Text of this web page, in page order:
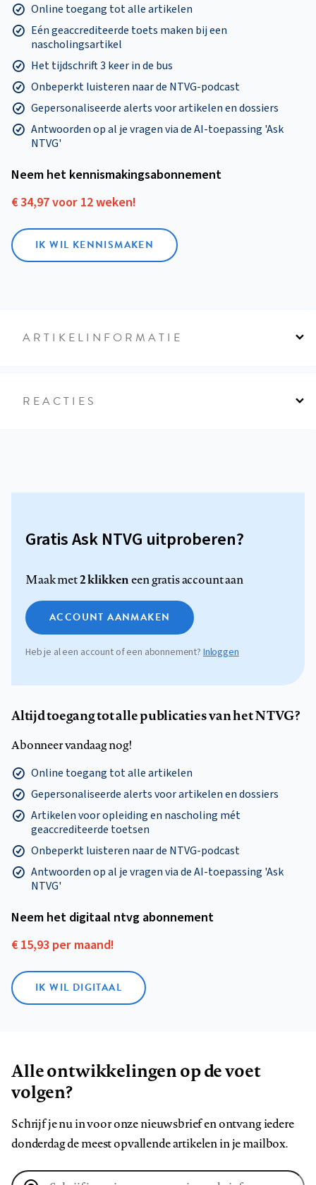
Online toegang tot alle artikelen
Eén geaccrediteerde toets maken bij een
nascholingsartikel
Het tijdschrift 3 keer in de bus
Onbeperkt luisteren naar de NTVG-podcast
Gepersonaliseerde alerts voor artikelen en dossiers
Antwoorden op al je vragen via de AI-toepassing 'Ask
NTVG'
Neem het kennismakings­abonnement
€ 34,97 voor 12 weken!
IK WIL KENNISMAKEN
ARTIKELINFORMATIE
REACTIES
Gratis Ask NTVG uitproberen?
Maak met2 klikkeneen gratis account aan
ACCOUNT AANMAKEN
Heb je al een account of een abonnement? Inloggen
Altijd toegang tot alle publicaties van het NTVG?
Abonneer vandaag nog!
Online toegang tot alle artikelen
Gepersonaliseerde alerts voor artikelen en dossiers
Artikelen voor opleiding en nascholing mét
geaccrediteerde toetsen
Onbeperkt luisteren naar de NTVG-podcast
Antwoorden op al je vragen via de AI-toepassing 'Ask
NTVG'
Neem het digitaal ntvg abonnement
€ 15,93 per maand!
IK WIL DIGITAAL
Alle ontwikkelingen op de voet
volgen?
Schrijf je nu in voor onze nieuwsbrief en ontvang iedere
donderdag de meest opvallende artikelen in je mailbox.